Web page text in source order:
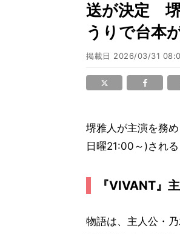
送が決定 堺
うりで台本
掲載日 2026/03/31
堺雅人が主演を務
日曜21:00～)され
『VIVANT』
物語は、主人公・